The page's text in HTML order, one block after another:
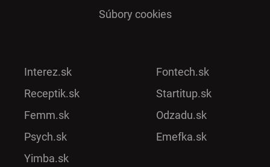
Súbory cookies
Interez.sk
Receptik.sk
Femm.sk
Psych.sk
Yimba.sk
Fontech.sk
Startitup.sk
Odzadu.sk
Emefka.sk